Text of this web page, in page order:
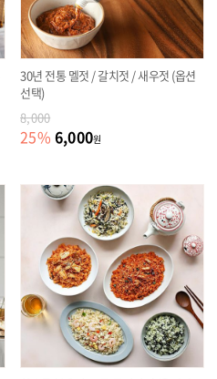
30년 전통 멜젓 / 갈치젓 / 새우젓 (옵션
선택)
8,000
25% 6,000원